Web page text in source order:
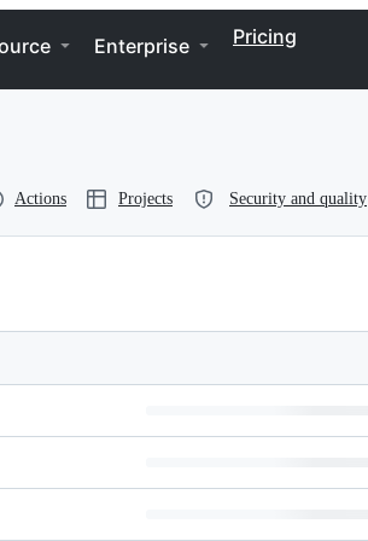
Enterprise Pricing
Actions Projects Security and quality